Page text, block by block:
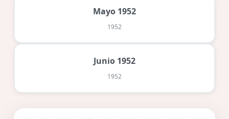
Mayo 1952
1952
Junio 1952
1952